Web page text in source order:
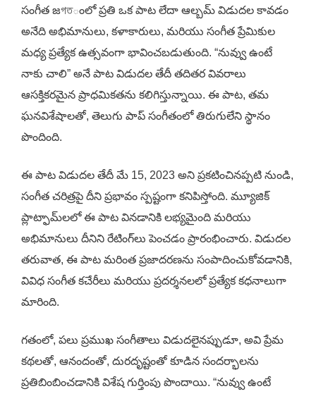
సంగీత జগতంలో ప్రతి ఒక పాట లేదా ఆల్బమ్ విడుదల కావడం
అనేది అభిమానులు, కళాకారులు, మరియు సంగీత ప్రేమికుల
మధ్య ప్రత్యేక ఉత్సవంగా భావించబడుతుంది. “నువ్వు ఉంటే
నాకు చాలి” అనే పాట విడుదల తేదీ తదితర వివరాలు
ఆసక్తికరమైన ప్రాధమికతను కలిగిస్తున్నాయి. ఈ పాట, తమ
ఘనవిశేషాలతో, తెలుగు పాప్ సంగీతంలో తిరుగులేని స్థానం
పొందింది.
ఈ పాట విడుదల తేదీ మే 15, 2023 అని ప్రకటించినప్పటి నుండి,
సంగీత చరిత్రపై దీని ప్రభావం స్పష్టంగా కనిపిస్తోంది. మ్యూజిక్
ప్లాట్ఫామ్‌లలో ఈ పాట వినడానికి లభ్యమైంది మరియు
అభిమానులు దీనిని రేటింగ్‌లు పెంచడం ప్రారంభించారు. విడుదల
తరువాత, ఈ పాట మరింత ప్రజాదరణను సంపాదించుకోవడానికి,
వివిధ సంగీత కచేరీలు మరియు ప్రదర్శనలలో ప్రత్యేక కధనాలుగా
మారింది.
గతంలో, పలు ప్రముఖ సంగీతాలు విడుదలైనప్పుడూ, అవి ప్రేమ
కథలతో, ఆనందంతో, దురదృష్టంతో కూడిన సందర్భాలను
ప్రతిబింబించడానికి విశేష గుర్తింపు పొందాయి. “నువ్వు ఉంటే